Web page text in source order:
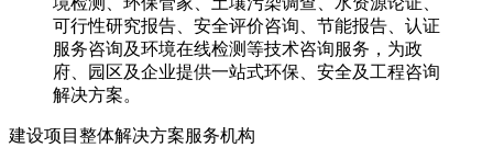
建设项目整体解决方案服务机构